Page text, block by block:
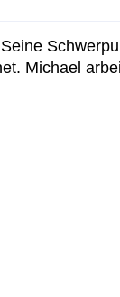
Michael